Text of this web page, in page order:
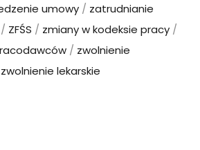
umowy / zatrudnianie
/ ZFŚS / zmiany w kodeksie pracy /
/ zwolnienie
zwolnienie lekarskie